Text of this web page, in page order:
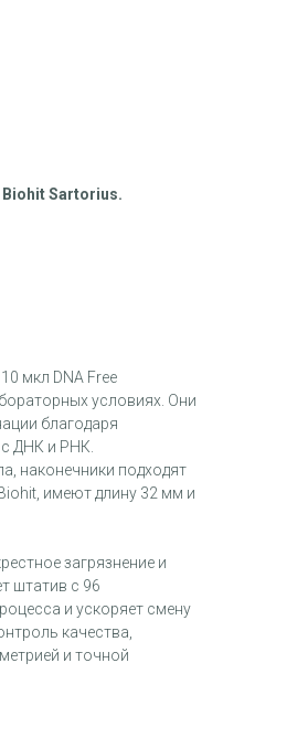
Sartorius.
мкл DNA Free
условиях. Они
благодаря
ДНК и РНК.
наконечники подходят
имеют длину 32 мм и
загрязнение и
штатив с 96
и ускоряет смену
качества,
и точной